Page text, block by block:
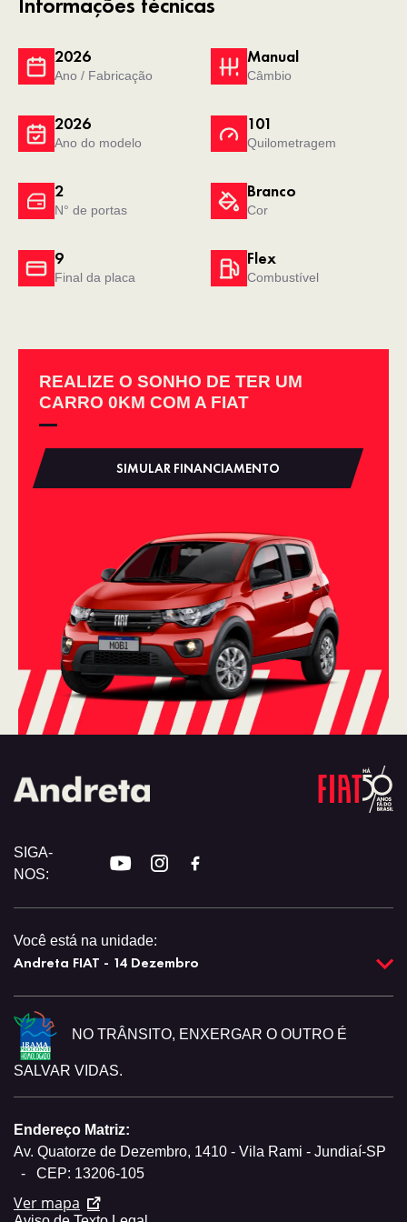
2026
Ano / Fabricação
Manual
Câmbio
2
N° de portas
Branco
Cor
2026
Ano do modelo
101
Quilometragem
9
Final da placa
Flex
Combustível
REALIZE O SONHO DE TER UM
CARRO 0KM COM A FIAT
SIMULAR FINANCIAMENTO
SIGA-
NOS:
Você está na unidade:
Andreta FIAT - 14 Dezembro
NO TRÂNSITO, ENXERGAR O OUTRO É
SALVAR VIDAS.
Endereço Matriz:
Av. Quatorze de Dezembro, 1410 - Vila Rami - Jundiaí-SP
-
CEP: 13206-105
Ver mapa